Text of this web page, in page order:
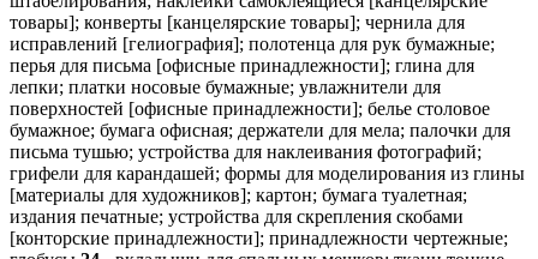
товары]; конверты [канцелярские товары]; чернила для
исправлений [гелиография]; полотенца для рук бумажные;
перья для письма [офисные принадлежности]; глина для
лепки; платки носовые бумажные; увлажнители для
поверхностей [офисные принадлежности]; белье столовое
бумажное; бумага офисная; держатели для мела; палочки для
письма тушью; устройства для наклеивания фотографий;
грифели для карандашей; формы для моделирования из глины
[материалы для художников]; картон; бумага туалетная;
издания печатные; устройства для скрепления скобами
[конторские принадлежности]; принадлежности чертежные;